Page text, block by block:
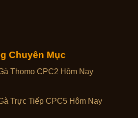
Chuyên Mục
Thomo CPC2 Hôm Nay
Trực Tiếp CPC5 Hôm Nay